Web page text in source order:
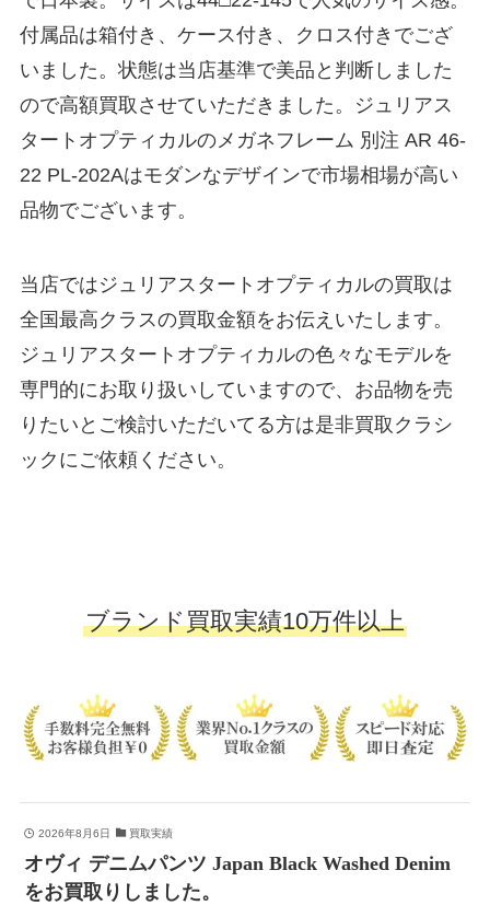
付属品は箱付き、ケース付き、クロス付きでござ
いました。状態は当店基準で美品と判断しました
ので高額買取させていただきました。ジュリアス
タートオプティカルのメガネフレーム 別注 AR 46-
22 PL-202Aはモダンなデザインで市場相場が高い
品物でございます。
当店ではジュリアスタートオプティカルの買取は
全国最高クラスの買取金額をお伝えいたします。
ジュリアスタートオプティカルの色々なモデルを
専門的にお取り扱いしていますので、お品物を売
りたいとご検討いただいてる方は是非買取クラシ
ックにご依頼ください。
ブランド買取実績10万件以上
2026年8月6日 買取実績
オヴィ デニムパンツ Japan Black Washed Denim
をお買取りしました。